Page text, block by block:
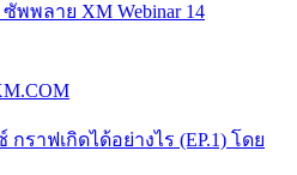
ซัพพลาย XM Webinar 14
ราฟเกิดได้อย่างไร (EP.1) โดย